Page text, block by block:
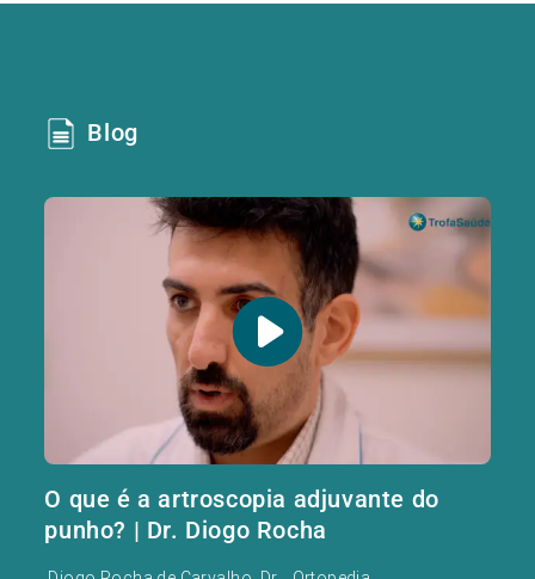
Blog
O que é a artroscopia adjuvante do
punho? | Dr. Diogo Rocha